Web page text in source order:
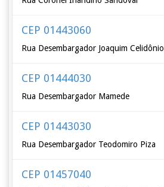
CEP 01443060
Rua Desembargador Joaquim Celidônio
CEP 01444030
Rua Desembargador Mamede
CEP 01443030
Rua Desembargador Teodomiro Piza
CEP 01457040